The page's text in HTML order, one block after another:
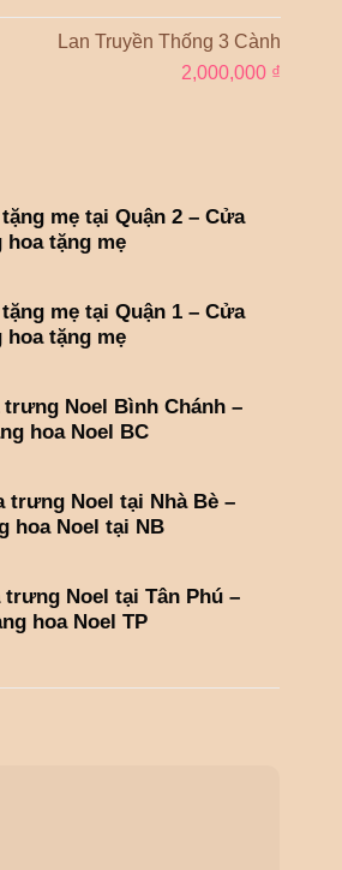
Lan Truyền Thống 3 Cành
2,000,000 ₫
mẹ tại Quận 2 – Cửa
hoa tặng mẹ
mẹ tại Quận 1 – Cửa
hoa tặng mẹ
Noel Bình Chánh –
hoa Noel BC
trưng Noel tại Nhà Bè –
hoa Noel tại NB
Noel tại Tân Phú –
hoa Noel TP